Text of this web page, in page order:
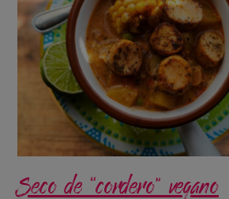
Seco de “cordero” vegano